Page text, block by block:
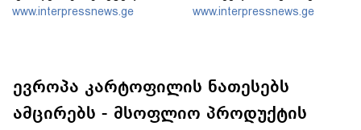
პოლიტიკური მოთხოვნების
შესრულებას
www.interpressnews.ge
მიმდინარეობს
www.interpressnews.ge
ევროპა კარტოფილის ნათესებს
ამცირებს - მსოფლიო პროდუქტის